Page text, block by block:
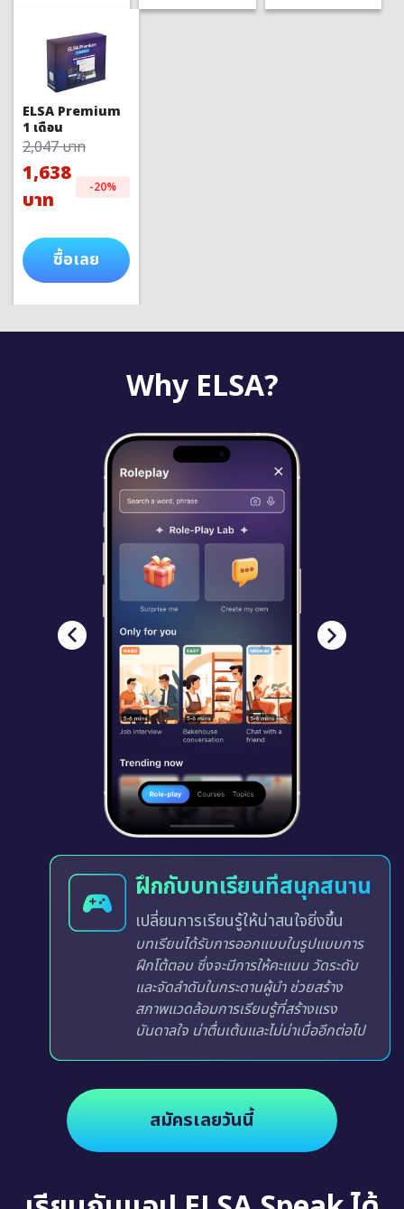
ELSA Premium
1 เดือน
2,047 บาท
1,638
บาท
-20%
ซื้อเลย
Why ELSA?
ฝึกกับบทเรียนที่สนุกสนาน
เปลี่ยนการเรียนรู้ให้น่าสนใจยิ่งขึ้น
บทเรียนได้รับการออกแบบในรูปแบบการ
ฝึกโต้ตอบ ซึ่งจะมีการให้คะแนน วัดระดับ
และจัดลำดับในกระดานผู้นำ ช่วยสร้าง
สภาพแวดล้อมการเรียนรู้ที่สร้างแรง
บันดาลใจ น่าตื่นเต้นและไม่น่าเบื่ออีกต่อไป
สมัครเลยวันนี้